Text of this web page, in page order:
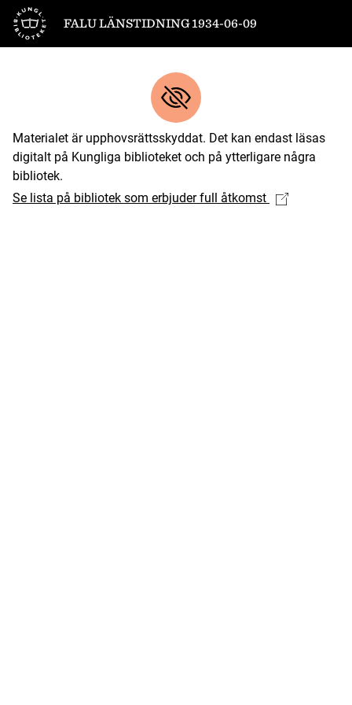
Till startsidan
FALU LÄNSTIDNING 1934-06-09
Materialet är upphovsrättsskyddat. Det kan endast läsas
digitalt på Kungliga biblioteket och på ytterligare några
bibliotek.
Se lista på bibliotek som erbjuder full åtkomst